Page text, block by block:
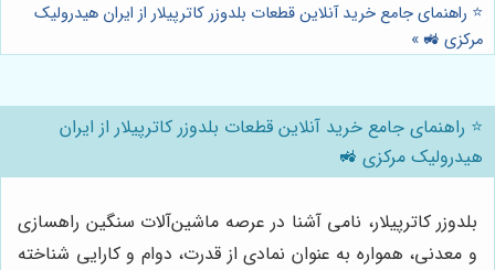
⭐️ راهنمای جامع خرید آنلاین قطعات بلدوزر کاترپیلار از ایران هیدرولیک
مرکزی 🚜 »
⭐️ راهنمای جامع خرید آنلاین قطعات بلدوزر کاترپیلار از ایران
هیدرولیک مرکزی 🚜
بلدوزر کاترپیلار، نامی آشنا در عرصه ماشین‌آلات سنگین راهسازی
و معدنی، همواره به عنوان نمادی از قدرت، دوام و کارایی شناخته